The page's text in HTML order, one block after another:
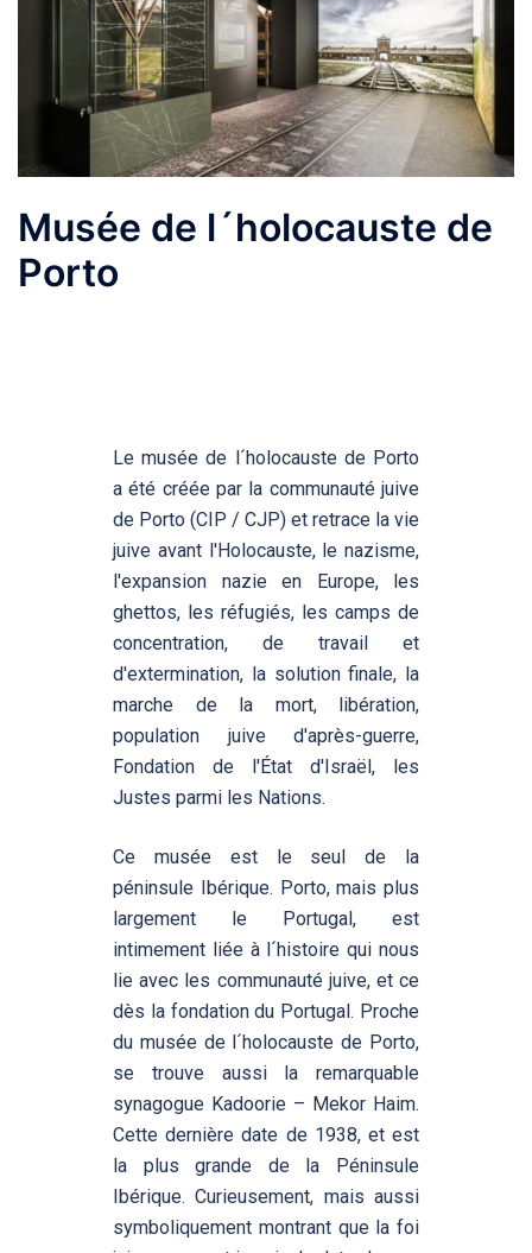
Musée de l´holocauste de
Porto
Le musée de l´holocauste de Porto
a été créée par la communauté juive
de Porto (CIP / CJP) et retrace la vie
juive avant l'Holocauste, le nazisme,
l'expansion nazie en Europe, les
ghettos, les réfugiés, les camps de
concentration, de travail et
d'extermination, la solution finale, la
marche de la mort, libération,
population juive d'après-guerre,
Fondation de l'État d'Israël, les
Justes parmi les Nations.
Ce musée est le seul de la
péninsule Ibérique. Porto, mais plus
largement le Portugal, est
intimement liée à l´histoire qui nous
lie avec les communauté juive, et ce
dès la fondation du Portugal. Proche
du musée de l´holocauste de Porto,
se trouve aussi la remarquable
synagogue Kadoorie – Mekor Haim.
Cette dernière date de 1938, et est
la plus grande de la Péninsule
Ibérique. Curieusement, mais aussi
symboliquement montrant que la foi